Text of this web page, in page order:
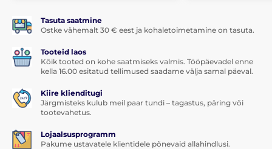
Tasuta saatmine
Ostke vähemalt 30 € eest ja kohaletoimetamine on tasuta.
Tooteid laos
Kõik tooted on kohe saatmiseks valmis. Tööpäevadel enne
kella 16.00 esitatud tellimused saadame välja samal päeval.
Kiire klienditugi
Järgmisteks kulub meil paar tundi – tagastus, päring või
tootevahetus.
Lojaalsusprogramm
Pakume ustavatele klientidele põnevaid allahindlusi.